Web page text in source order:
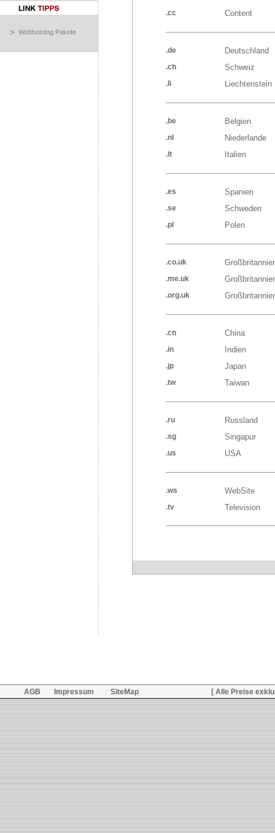
.cc Content
.de Deutschland
.ch Schweiz
.li Liechtenstein
.be Belgien
.nl Niederlande
.it Italien
.es Spanien
.se Schweden
.pl Polen
.co.uk
.me.uk
.org.uk
.cn China
.in Indien
.jp Japan
.tw Taiwan
.ru Russland
.sg Singapur
.us USA
.ws WebSite
.tv Television
> Webhosting Pakete
AGB Impressum SiteMap [ Alle Preise